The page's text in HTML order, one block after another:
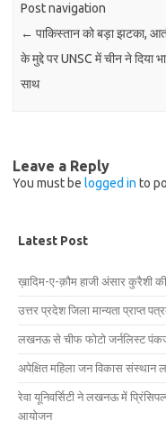
Post navigation
← पाकिस्तान को बड़ा झटका,
के मुद्दे पर UNSC में चीन ने दिया
साथ
Leave a Reply
You must be logged in to
Latest Post
ख़ादिम-ए-क़ौम हाजी अंसार कुरैशी
उत्तर प्रदेश जिला मान्यता प्राप्त
लखनऊ से चीफ फोटो जर्नलिस्ट पंकज
अपेक्षित महिला जन विकास संस्थान
रेवा यूनिवर्सिटी ने लखनऊ में
आयोजन